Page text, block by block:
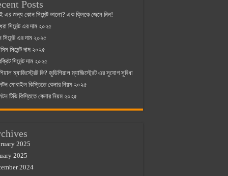
Posts
এর জন্য কোন সিমেন্ট ভালো? এক ক্লিকে জেনে নিন!
সিমেন্ট এর দাম ২০২৫
সিমেন্ট এর দাম ২০২৫
সিমেন্ট দাম ২০২৫
সিমেন্ট দাম ২০২৫
ম্যাজিস্ট্রেট কি? জুডিশিয়াল ম্যাজিস্ট্রেট এর সুযোগ সুবিধা
মোবাইল কিস্তিতে কেনার নিয়ম ২০২৫
টিভি কিস্তিতে কেনার নিয়ম ২০২৫
2025
2025
2024